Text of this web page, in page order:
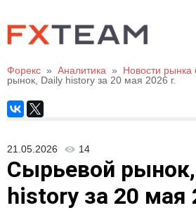
Форекс » Аналитика » Новости рынка
рынок, Daily history за 20 мая 2026 г.
21.05.2026 14
Сырьевой
history за 20 мая